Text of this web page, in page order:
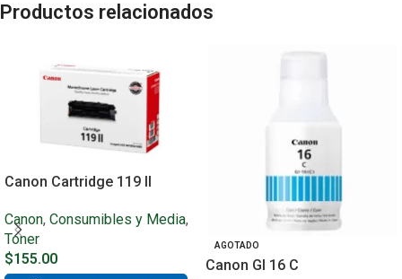
Productos relacionados
Canon Cartridge 119 II
Canon, Consumibles y Media,
Toner
$155.00
AGOTADO
Canon GI 16 C